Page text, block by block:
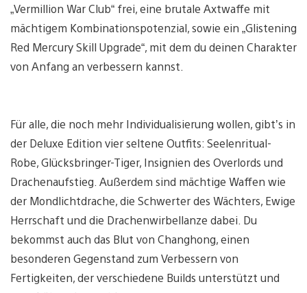
„Vermillion War Club“ frei, eine brutale Axtwaffe mit
mächtigem Kombinationspotenzial, sowie ein „Glistening
Red Mercury Skill Upgrade“, mit dem du deinen Charakter
von Anfang an verbessern kannst.
Für alle, die noch mehr Individualisierung wollen, gibt’s in
der Deluxe Edition vier seltene Outfits: Seelenritual-
Robe, Glücksbringer-Tiger, Insignien des Overlords und
Drachenaufstieg. Außerdem sind mächtige Waffen wie
der Mondlichtdrache, die Schwerter des Wächters, Ewige
Herrschaft und die Drachenwirbellanze dabei. Du
bekommst auch das Blut von Changhong, einen
besonderen Gegenstand zum Verbessern von
Fertigkeiten, der verschiedene Builds unterstützt und